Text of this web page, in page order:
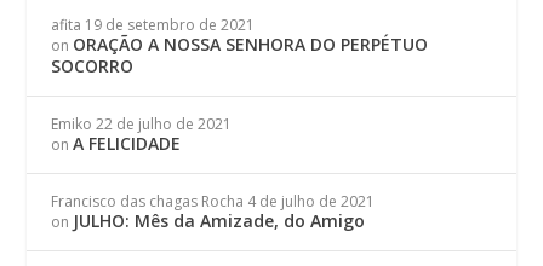
afita 19 de setembro de 2021
on ORAÇÃO A NOSSA SENHORA DO PERPÉTUO
SOCORRO
Emiko 22 de julho de 2021
onA FELICIDADE
Francisco das chagas Rocha 4 de julho de 2021
on JULHO: Mês da Amizade, do Amigo